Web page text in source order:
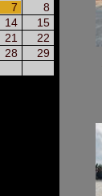
7
8
14
15
21
22
28
29